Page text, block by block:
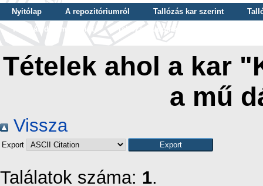
Nyitólap A repozitóriumról Tallózás kar szerint
Tallózás dátum szerint
Tallózás tudományterület szerint
Tételek ahol a kar
a mű
Vissza
Export
Találatok száma: 1.